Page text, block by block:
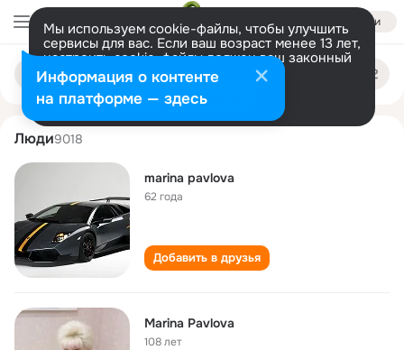
Войти
Мы используем cookie-файлы, чтобы улучшить
сервисы для вас. Если ваш возраст менее 13 лет,
настроить cookie-файлы должен ваш законный
представитель. Больше информации
Разрешить все Настроить
Поиск
людям
marina pavlova
Люди9018
marina pavlova
62 года
Добавить в друзья
Marina Pavlova
108 лет
Информация о контенте
на платформе — здесь